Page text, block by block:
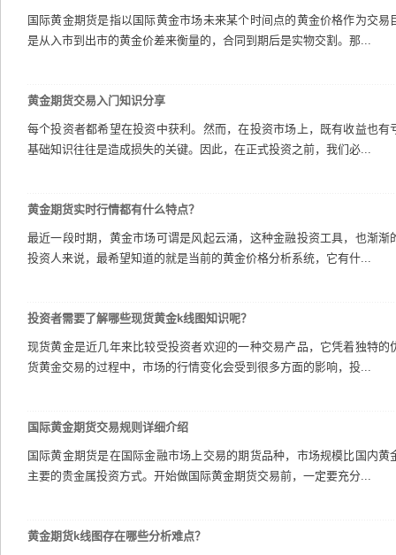
国际黄金期货是指以国际黄金市场未来某个时间点的黄金价格作为交
是从入市到出市的黄金价差来衡量的，合同到期后是实物交割。那...
黄金期货交易入门知识分享
每个投资者都希望在投资中获利。然而，在投资市场上，既有收益也
基础知识往往是造成损失的关键。因此，在正式投资之前，我们必...
黄金期货实时行情都有什么特点？
最近一段时期，黄金市场可谓是风起云涌，这种金融投资工具，也渐
投资人来说，最希望知道的就是当前的黄金价格分析系统，它有什...
投资者需要了解哪些现货黄金k线图知识呢？
现货黄金是近几年来比较受投资者欢迎的一种交易产品，它凭着独特
货黄金交易的过程中，市场的行情变化会受到很多方面的影响，投...
国际黄金期货交易规则详细介绍
国际黄金期货是在国际金融市场上交易的期货品种，市场规模比国内
主要的贵金属投资方式。开始做国际黄金期货交易前，一定要充分...
黄金期货k线图存在哪些分析难点？